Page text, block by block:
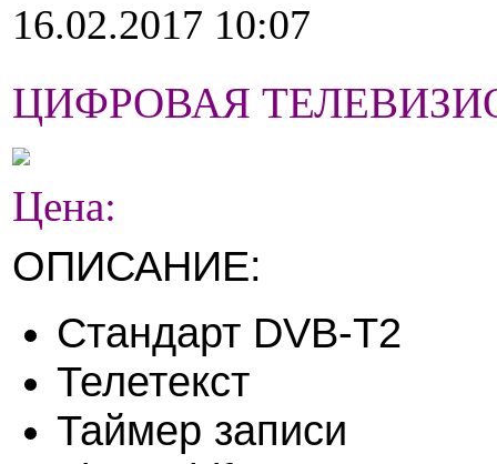
16.02.2017 10:07
ЦИФРОВАЯ
Цена:
ОПИСАНИЕ:
Стандарт DVB-T2
Телетекст
Таймер записи